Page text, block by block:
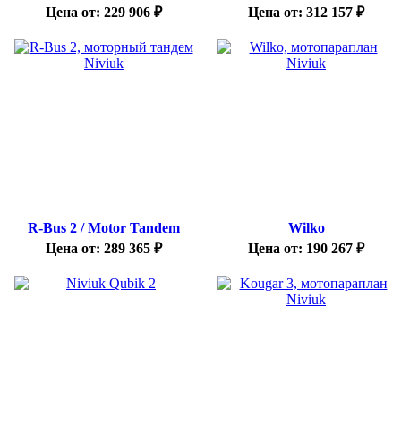
Цена от: 229 906 ₽
Цена от: 312 157 ₽
R-Bus 2 / Motor Tandem
Цена от: 289 365 ₽
Wilko
Цена от: 190 267 ₽